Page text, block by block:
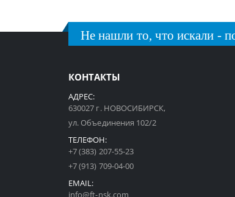
Не нашли то, что искали -
КОНТАКТЫ
АДРЕС:
630027 г. НОВОСИБИРСК,
ул. Объединения 102/2
ТЕЛЕФОН:
+7 (383) 207-55-23
+7 (913) 709-04-00
EMAIL: